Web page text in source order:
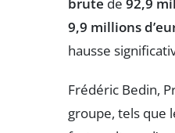
9,9 millions
hausse
Frédéric Bedin,
groupe, tels que